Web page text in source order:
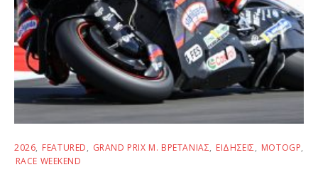
2026 FEATURED GRAND PRIX Μ. ΒΡΕΤΑΝΊΑΣ ΕΙΔΉΣΕΙΣ
MOTOGP
RACE WEEKEND